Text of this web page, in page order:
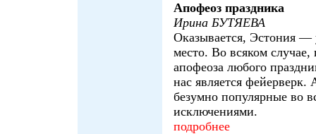
Апофеоз праздника
Ирина БУТЯЕВА
Оказывается, Эстония —
место. Во всяком случае,
апофеоза любого
нас является фейерверк.
безумно популярные во
исключениями.
подробнее